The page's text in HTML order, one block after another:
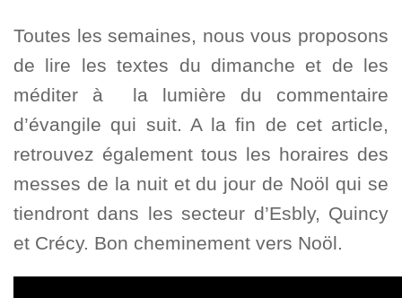
Toutes les semaines, nous vous proposons
de lire les textes du dimanche et de les
méditer à la lumière du commentaire
d’évangile qui suit. A la fin de cet article,
retrouvez également tous les horaires des
messes de la nuit et du jour de Noöl qui se
tiendront dans les secteur d’Esbly, Quincy
et Crécy. Bon cheminement vers Noöl.